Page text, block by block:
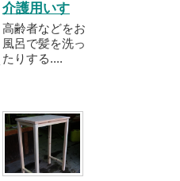
介護用いす
高齢者などをお
風呂で髪を洗っ
たりする....